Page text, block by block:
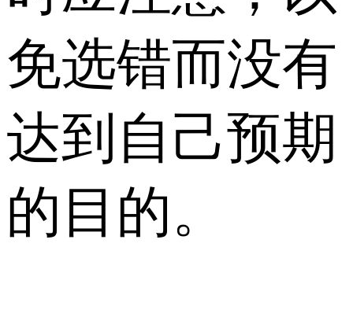
免选错而没有
达到自己预期
的目的。